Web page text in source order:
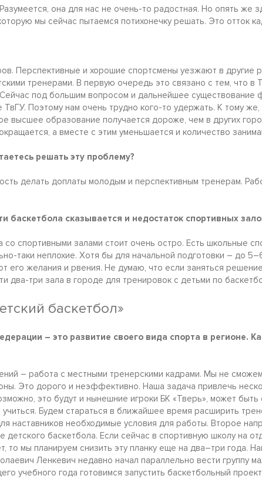
она для нас не очень-то радостная. Но опять же
мы сейчас пытаемся потихонечку решать. Это отток
Перспективные и хорошие спортсмены уезжают в другие
тренерами. В первую очередь это связано с тем, что в
Сейчас под большим вопросом и дальнейшее существование
ТвГУ. Поэтому нам очень трудно кого-то удержать. К тому же,
высшее образование получается дороже, чем в других
а вместе с этим уменьшается и количество
решать эту проблему?
делать доплаты молодым и перспективным тренерам.
баскетбола сказывается и недостаток спортивных
спортивными залами стоит очень остро. Есть школьные
таки неплохие. Хотя бы для начальной подготовки – до
его желания и рвения. Не думаю, что если заняться
два-три зала в городе для тренировок с детьми по
баскетбол»
– это развитие своего вида спорта в регионе.
– работа с местными тренерскими кадрами. Мы не
Это дорого и неэффективно. Наша задача привлечь
это будут и нынешние игроки БК «Тверь», может быть
Будем стараться в ближайшее время расширить
наставников необходимые условия для работы. Второе
детского баскетбола. Если сейчас в спортивную школу на
то мы планируем снизить эту планку еще на два–три года.
Ленкевич недавно начал параллельно вести группу
учебного года готовимся запустить баскетбольный